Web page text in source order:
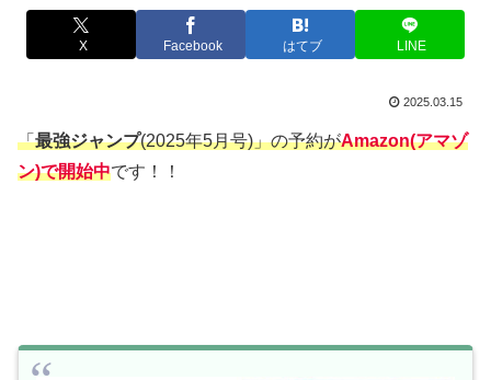
X Facebook はてブ LINE
2025.03.15
「最強ジャンプ(2025年5月号)」の予約がAmazon(アマゾ
ン)で開始中です！！